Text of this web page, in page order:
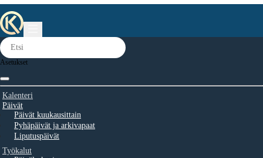
Asetukset
Kalenteri
Päivät
Päivät kuukausittain
Pyhäpäivät ja arkivapaat
Liputuspäivät
Työkalut